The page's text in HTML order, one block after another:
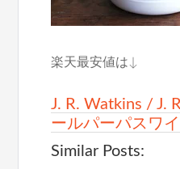
楽天最安値は↓
J. R. Watkins / J.
ールパーパスワ
Similar Posts: